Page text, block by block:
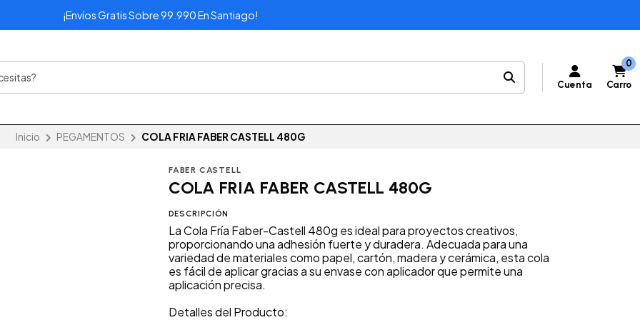
¡Envíos Gratis Sobre 99.990 En Santiago!
Cuenta
0
Carro
Inicio PEGAMENTOS COLA FRIA FABER CASTELL 480G
FABER CASTELL
COLA FRIA FABER CASTELL 480G
DESCRIPCIÓN
La Cola Fría Faber-Castell 480g es ideal para proyectos creativos,
proporcionando una adhesión fuerte y duradera. Adecuada para una
variedad de materiales como papel, cartón, madera y cerámica, esta cola
es fácil de aplicar gracias a su envase con aplicador que permite una
aplicación precisa.
Detalles del Producto: